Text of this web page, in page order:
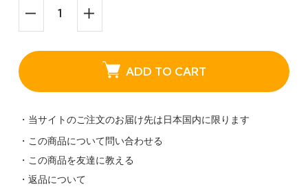
ADD TO CART
・当サイトのご注文のお届け先は日本国内に限ります
・この商品について問い合わせる
・この商品を友達に教える
・返品について